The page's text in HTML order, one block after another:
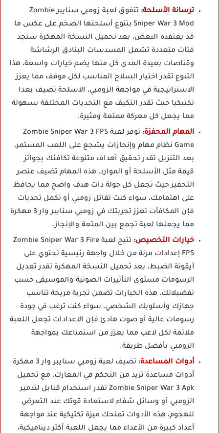
ترسانة الأسلحة:
تتفوق لعبة زومبي سنايبر Zombie
Sniper War 3 Mod بتنوع أسلحتها الضخم على عكس ما
قد يعتقده البعض، بعد تحميل النسخة المهكرة ستجد
فئات متعددة تشمل المسدسات البنادق الرشاشة
وقناصات بعيدة المدى كل منها يضم خيارات واسعة، هذا
التنوع تقدر اختيار السلاح المناسب لكل موقف مما يعزز
الاستراتيجية في مواجهة الزومبي، الأسلحة تضيف بعدا
تكتيكيا حيث تقدر التكيف مع التحديات المختلفة بسهولة
مما يجعل كل معركة ممتعة ومثيرة.
المهام المحفزة:
توفر لعبة Zombie Sniper War 3 FPS
Game نظام مهام وإنجازات يشجع على اللعب المستمر،
بعد التنزيل تقدر تحقيق أهداف متنوعة تكافئك بجوائز
قيمة مثل الأسلحة أو الموارد، هذه المهام تضيف عنصر
التحفيز حيث تجعل كل جولة ذات هدف واضح مما يحافظ
على اهتمامك، سواء كنت تقاتل زومبي أو تكمل تحديات
فإن المكافآت تعزز تجربتك في زومبي سنايبر وار 3 مهكرة
مما يجعلها لعبة تجمع بين المتعة والإنجاز.
خيارات التخصيص:
تتيح لعبة Zombie Sniper War 3 Fire
FPS إعدادات مرنة من خلال واجهة رئيسية تحتوي على
أيقونة الضبط، بعد تحميل النسخة المهكرة تقدر تعديل
الرسومات مستوى التأثيرات الصوتية والموسيقى حسب
تفضيلاتك، هذه الخيارات تضمن تجربة مريحة تناسب
جهازك وأسلوبك الشخصي، سواء كنت ترغب في جودة
رسومات عالية أو صوت هادئ فإن الإعدادات تجعل اللعبة
ملائمة لكل لاعب مما يعزز من استمتاعك بمواجهة
الزومبي بأفضل طريقة.
أدوات المساعدة:
تضيف لعبة زومبي سنايبر وار 3 مهكرة
أدوات مساعدة تزيد من التحكم في المعارك، مع تحميل
Zombie Sniper War 3 Apk تقدر استخدام قنابل لتدمير
الزومبي أو وسائل شفاء لاستعادة قوتك عند التعرض
للهجوم، هذه الأدوات تمنحك ميزة تكتيكية عند مواجهة
أعداد كبيرة من الأعداء مما يجعل اللعبة أكثر ديناميكية،